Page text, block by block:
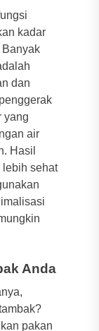
kadar
Banyak
dan
yang
air
Hasil
lebih sehat
Anda
pakan